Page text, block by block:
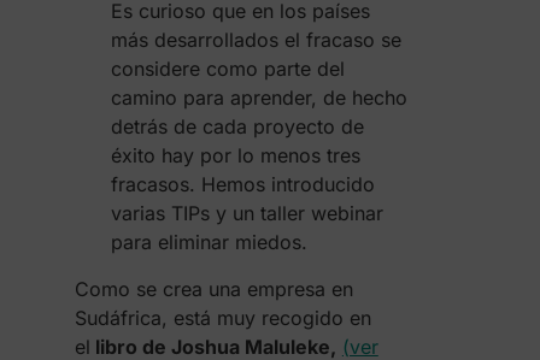
Es curioso que en los países
más desarrollados el fracaso se
considere como parte del
camino para aprender, de hecho
detrás de cada proyecto de
éxito hay por lo menos tres
fracasos. Hemos introducido
varias TIPs y un taller webinar
para eliminar miedos.
Como se crea una empresa en
Sudáfrica, está muy recogido en
el libro de Joshua Maluleke, (ver